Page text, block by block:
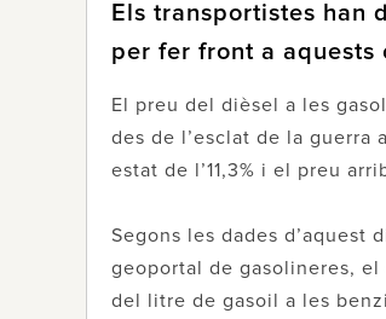
Els transportistes han
per fer front a aquests
El preu del dièsel a les
des de l’esclat de la guerra
estat de l’11,3% i el preu
Segons les dades d’aquest
geoportal de gasolineres,
del litre de gasoil a les